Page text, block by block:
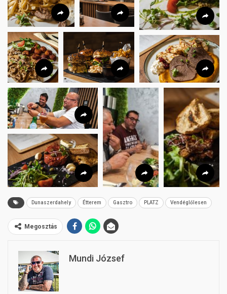
Dunaszerdahely Étterem Gasztro PLATZ Vendéglőlesen
Megosztás
Mundi József